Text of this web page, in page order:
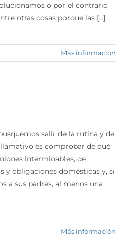
o por el contrario
otras cosas porque las [...]
Más información
salir de la rutina y de
es comprobar de qué
interminables, de
y obligaciones domésticas y, si
a sus padres, al menos una
Más información